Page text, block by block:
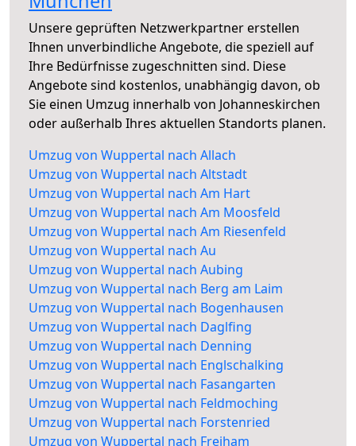
Unsere geprüften Netzwerkpartner erstellen
Ihnen unverbindliche Angebote, die speziell auf
Ihre Bedürfnisse zugeschnitten sind. Diese
Angebote sind kostenlos, unabhängig davon, ob
Sie einen Umzug innerhalb von Johanneskirchen
oder außerhalb Ihres aktuellen Standorts planen.
Umzug von Wuppertal nach Allach
Umzug von Wuppertal nach Altstadt
Umzug von Wuppertal nach Am Hart
Umzug von Wuppertal nach Am Moosfeld
Umzug von Wuppertal nach Am Riesenfeld
Umzug von Wuppertal nach Au
Umzug von Wuppertal nach Aubing
Umzug von Wuppertal nach Berg am Laim
Umzug von Wuppertal nach Bogenhausen
Umzug von Wuppertal nach Daglfing
Umzug von Wuppertal nach Denning
Umzug von Wuppertal nach Englschalking
Umzug von Wuppertal nach Fasangarten
Umzug von Wuppertal nach Feldmoching
Umzug von Wuppertal nach Forstenried
Umzug von Wuppertal nach Freiham